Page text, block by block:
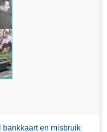
bankkaart en misbruik